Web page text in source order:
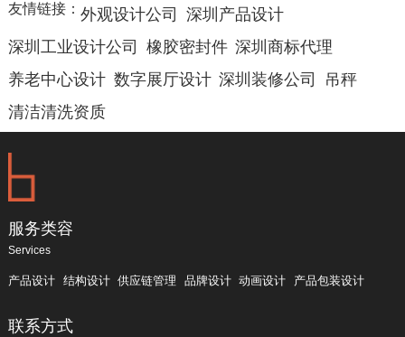
友情链接： 外观设计公司
深圳产品设计
深圳工业设计公司
橡胶密封件 深圳商标代理
养老中心设计 数字展厅设计 深圳装修公司
吊秤
清洁清洗资质
服务类容
Services
产品设计 结构设计 供应链管理 品牌设计 动画设计 产品包装设计
联系方式